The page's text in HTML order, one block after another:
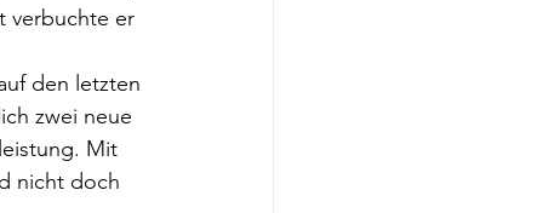
verbuchte er
den letzten
zwei neue
Mit
nicht doch